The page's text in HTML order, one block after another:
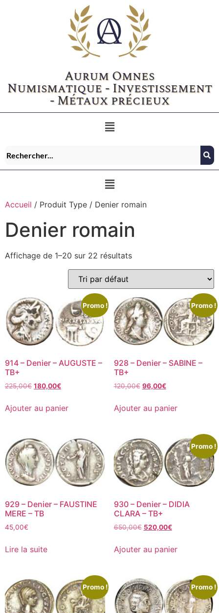
Aurum Omnes
Numismatique - Investissement
- Métaux précieux
Accueil / Produit Type / Denier romain
Denier romain
Affichage de 1–20 sur 22 résultats
Promo !
914 – Denier – AUGUSTE –
TB+
225,00€ 180,00€
Ajouter au panier
Promo !
928 – Denier – SABINE –
TB+
120,00€ 96,00€
Ajouter au panier
929 – Denier – FAUSTINE
MERE – TB
45,00€
Lire la suite
Promo !
930 – Denier – DIDIA
CLARA – TB+
650,00€ 520,00€
Ajouter au panier
Promo ! Promo !